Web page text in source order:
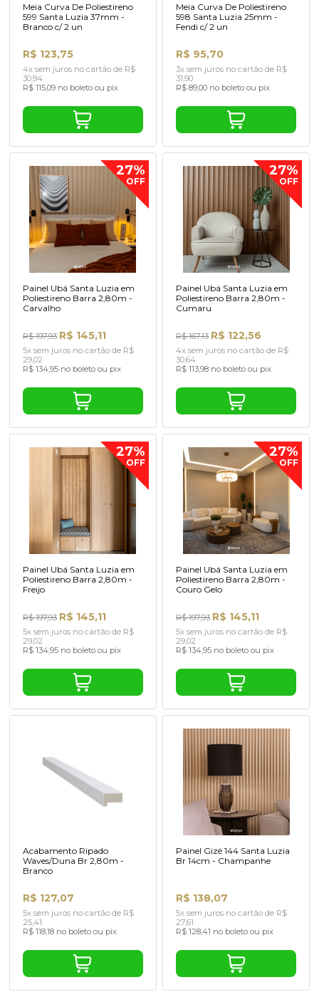
Meia Curva De Poliestireno
599 Santa Luzia 37mm -
Branco c/ 2 un
R$ 123,75
4x sem juros no cartão de R$
30,94
R$ 115,09 no boleto ou pix
Meia Curva De Poliestireno
598 Santa Luzia 25mm -
Fendi c/ 2 un
R$ 95,70
3x sem juros no cartão de R$
31,90
R$ 89,00 no boleto ou pix
27%
OFF
Painel Ubá Santa Luzia em
Poliestireno Barra 2,80m -
Carvalho
R$ 197,93 R$ 145,11
5x sem juros no cartão de R$
29,02
R$ 134,95 no boleto ou pix
27%
OFF
Painel Ubá Santa Luzia em
Poliestireno Barra 2,80m -
Cumaru
R$ 167,13 R$ 122,56
4x sem juros no cartão de R$
30,64
R$ 113,98 no boleto ou pix
27%
OFF
Painel Ubá Santa Luzia em
Poliestireno Barra 2,80m -
Freijo
R$ 197,93 R$ 145,11
5x sem juros no cartão de R$
29,02
R$ 134,95 no boleto ou pix
27%
OFF
Painel Ubá Santa Luzia em
Poliestireno Barra 2,80m -
Couro Gelo
R$ 197,93 R$ 145,11
5x sem juros no cartão de R$
29,02
R$ 134,95 no boleto ou pix
Acabamento Ripado
Waves/Duna Br 2,80m -
Branco
R$ 127,07
5x sem juros no cartão de R$
25,41
R$ 118,18 no boleto ou pix
Painel Gizé 144 Santa Luzia
Br 14cm - Champanhe
R$ 138,07
5x sem juros no cartão de R$
27,61
R$ 128,41 no boleto ou pix